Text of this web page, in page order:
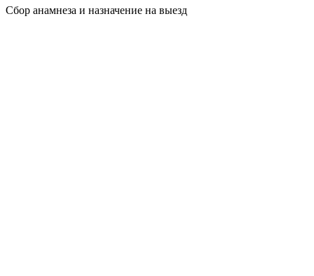
Сбор анамнеза и назначение на выезд